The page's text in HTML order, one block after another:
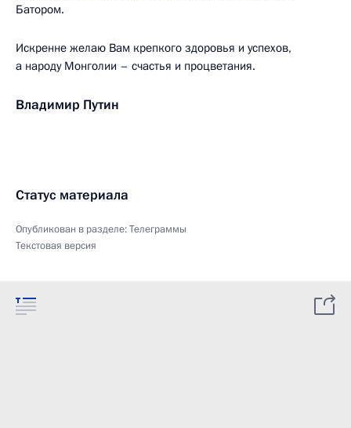
Батором.
Искренне желаю Вам крепкого здоровья и успехов,
а народу Монголии – счастья и процветания.
Владимир Путин
Статус материала
Опубликован в разделе:Телеграммы
Текстовая версия